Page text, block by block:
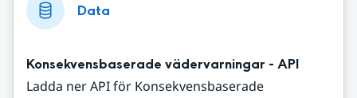
Data
Konsekvensbaserade vädervarningar - API
Ladda ner API för Konsekvensbaserade